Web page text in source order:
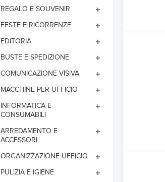
REGALO E SOUVENIR
FESTE E RICORRENZE
EDITORIA
BUSTE E SPEDIZIONE
COMUNICAZIONE VISIVA
MACCHINE PER UFFICIO
INFORMATICA E
CONSUMABILI
ARREDAMENTO E
ACCESSORI
ORGANIZZAZIONE UFFICIO
PULIZIA E IGIENE